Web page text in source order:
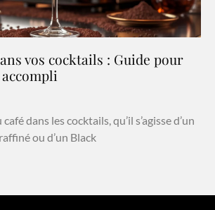
vos cocktails : Guide pour
dans les cocktails, qu’il s’agisse d’un
ou d’un Black